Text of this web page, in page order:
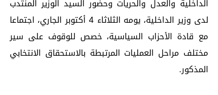
الداخلية والعدل والحريات وحضور السيد الوزير المنتدب
لدى وزير الداخلية، يومه الثلاثاء 4 أكتوبر الجاري، اجتماعا
مع قادة الأحزاب السياسية، خصص للوقوف على سير
مختلف مراحل العمليات المرتبطة بالاستحقاق الانتخابي
المذكور.